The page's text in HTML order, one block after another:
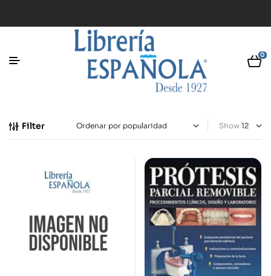
0
Filter Show